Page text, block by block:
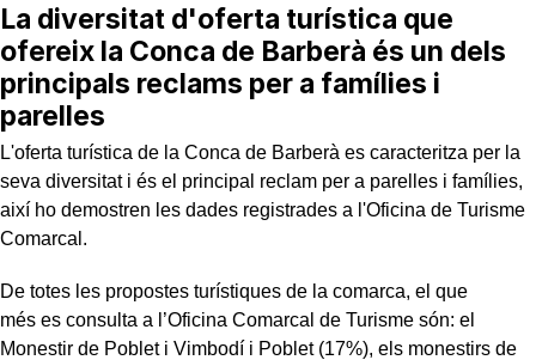
La diversitat d'oferta turística que
ofereix la Conca de Barberà és un dels
principals reclams per a famílies i
parelles
L'oferta turística de la Conca de Barberà es caracteritza per la
seva diversitat i és el principal reclam per a parelles i famílies,
així ho demostren les dades registrades a l'Oficina de Turisme
Comarcal.
De totes les propostes turístiques de la comarca, el que
més es consulta a l’Oficina Comarcal de Turisme són: el
Monestir de Poblet i Vimbodí i Poblet (17%), els monestirs de